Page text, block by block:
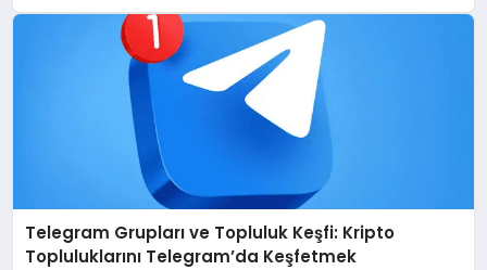
Telegram Grupları ve Topluluk Keşfi: Kripto
Topluluklarını Telegram’da Keşfetmek